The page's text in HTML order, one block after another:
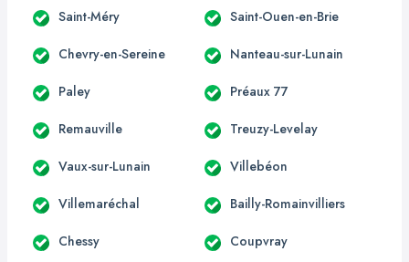
Saint-Méry Saint-Ouen-en-Brie
Chevry-en-Sereine Nanteau-sur-Lunain
Paley Préaux 77
Remauville Treuzy-Levelay
Vaux-sur-Lunain Villebéon
Villemaréchal Bailly-Romainvilliers
Chessy Coupvray